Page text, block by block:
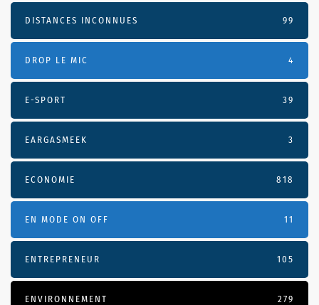
DISTANCES INCONNUES 99
DROP LE MIC 4
E-SPORT 39
EARGASMEEK 3
ECONOMIE 818
EN MODE ON OFF 11
ENTREPRENEUR 105
ENVIRONNEMENT 279